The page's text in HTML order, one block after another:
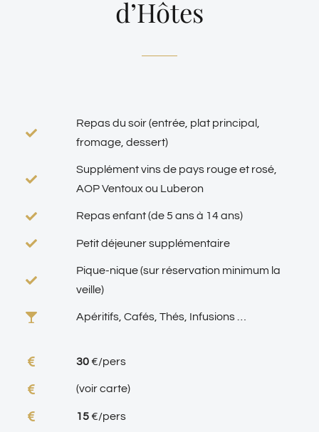
d’Hôtes
Repas du soir (entrée, plat principal,
fromage, dessert)
Supplément vins de pays rouge et rosé,
AOP Ventoux ou Luberon
Repas enfant (de 5 ans à 14 ans)
Petit déjeuner supplémentaire
Pique-nique (sur réservation minimum la
veille)
Apéritifs, Cafés, Thés, Infusions …
30€/pers
(voir carte)
15€/pers